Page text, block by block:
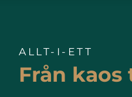
✔ Normal cardiovascular
ALLT-I-ETT
Från